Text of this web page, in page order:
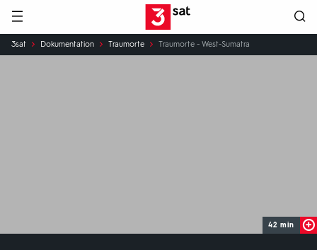
Hauptnavigation 3SAT
Sie
sind
3sat Dokumentation Traumorte Traumorte - West-Sumatra
42 min